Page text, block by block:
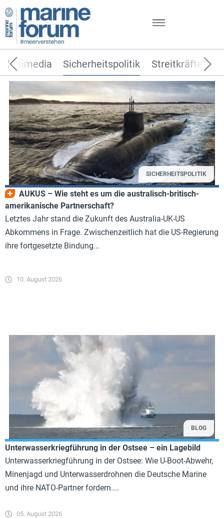
Sicherheitspolitik Streitkräfte
Multimedia
SICHERHEITSPOLITIK
AUKUS – Wie steht es um die australisch-britisch-
amerikanische Partnerschaft?
Letztes Jahr stand die Zukunft des Australia-UK-US
Abkommens in Frage. Zwischenzeitlich hat die US-Regierung
ihre fortgesetzte Bindung...
10. August 2026
BLOG
Unterwasserkriegführung in der Ostsee – ein Lagebild
Unterwasserkriegführung in der Ostsee: Wie U-Boot-Abwehr,
Minenjagd und Unterwasserdrohnen die Deutsche Marine
und ihre NATO-Partner fordern....
05. August 2026